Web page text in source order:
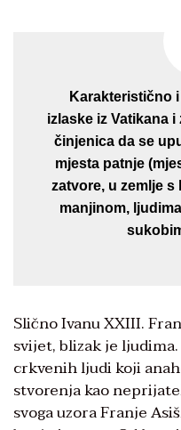
Karakteristično
izlaske iz Vatikana
činjenica da se
mjesta patnje
zatvore, u zemlje
manjinom,
Slično Ivanu XXIII.
svijet, blizak je
crkvenih ljudi koji
stvorenja kao
svoga uzora Franje